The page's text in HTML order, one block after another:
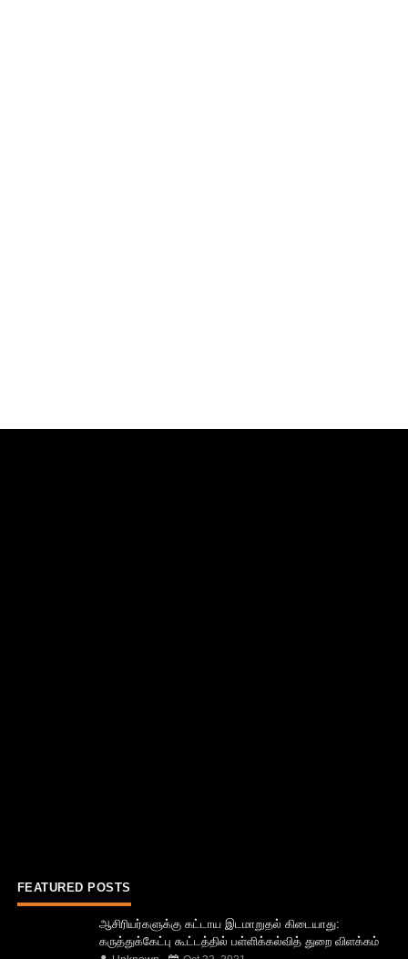
FEATURED POSTS
ஆசிரியர்களுக்கு கட்டாய இடமாறுதல் கிடையாது:
கருத்துக்கேட்பு கூட்டத்தில் பள்ளிக்கல்வித் துறை விளக்கம்